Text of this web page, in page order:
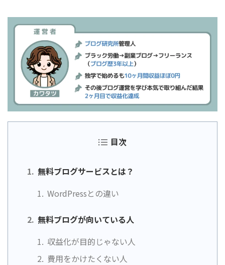
目次
無料ブログサービスとは？
WordPressとの違い
無料ブログが向いている人
収益化が目的じゃない人
費用をかけたくない人